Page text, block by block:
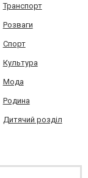
Транспорт
Розваги
Спорт
Культура
Мода
Родина
Дитячий розділ